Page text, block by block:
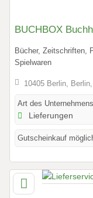
BUCHBOX
Bücher, Zeitschriften,
Spielwaren
10405 Berlin,
Art des
Lieferungen
Gutscheinkauf